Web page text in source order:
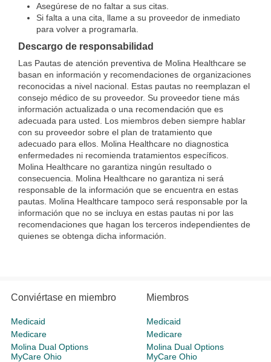
Asegúrese de no faltar a sus citas.
Si falta a una cita, llame a su proveedor de inmediato
para volver a programarla.
Descargo de responsabilidad
Las Pautas de atención preventiva de Molina Healthcare se
basan en información y recomendaciones de organizaciones
reconocidas a nivel nacional. Estas pautas no reemplazan el
consejo médico de su proveedor. Su proveedor tiene más
información actualizada o una recomendación que es
adecuada para usted. Los miembros deben siempre hablar
con su proveedor sobre el plan de tratamiento que
adecuado para ellos. Molina Healthcare no diagnostica
enfermedades ni recomienda tratamientos específicos.
Molina Healthcare no garantiza ningún resultado o
consecuencia. Molina Healthcare no garantiza ni será
responsable de la información que se encuentra en estas
pautas. Molina Healthcare tampoco será responsable por la
información que no se incluya en estas pautas ni por las
recomendaciones que hagan los terceros independientes de
quienes se obtenga dicha información.
Conviértase en miembro
Medicaid
Medicare
Molina Dual Options
MyCare Ohio
Miembros
Medicaid
Medicare
Molina Dual Options
MyCare Ohio